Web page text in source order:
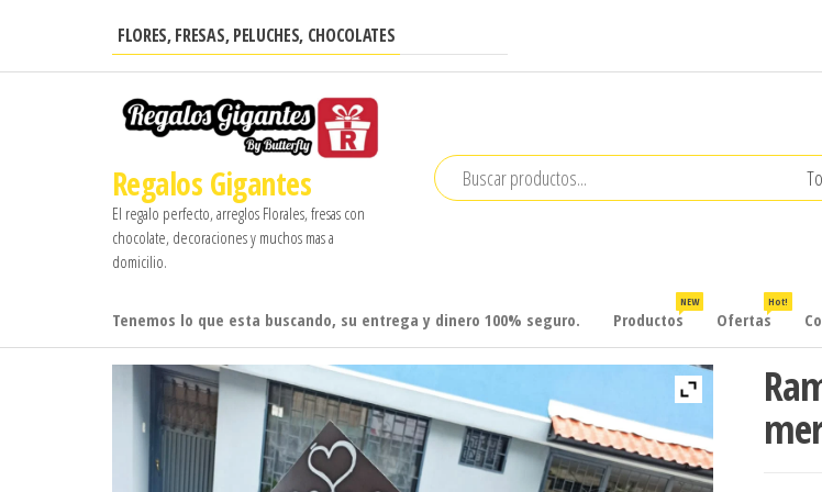
contenido
FLORES, FRESAS, PELUCHES, CHOCOLATES
Regalos Gigantes
El regalo perfecto, arreglos Florales, fresas con
chocolate, decoraciones y muchos mas a
domicilio.
Tenemos lo que esta buscando, su entrega y dinero 100% seguro. Productos
NEW
Ofertas
Hot!